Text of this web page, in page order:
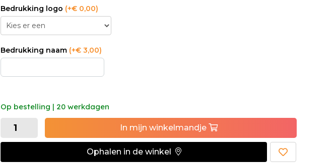
Bedrukking logo (+€ 0,00)
Bedrukking naam (+€ 3,00)
Op bestelling | 20 werkdagen
In mijn winkelmandje
Ophalen in de winkel